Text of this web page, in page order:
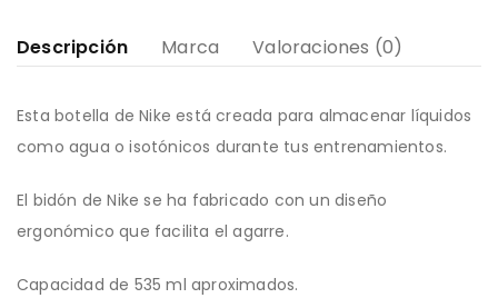
Descripción Marca Valoraciones (0)
Esta botella de Nike está creada para almacenar líquidos
como agua o isotónicos durante tus entrenamientos.
El bidón de Nike se ha fabricado con un diseño
ergonómico que facilita el agarre.
Capacidad de 535 ml aproximados.